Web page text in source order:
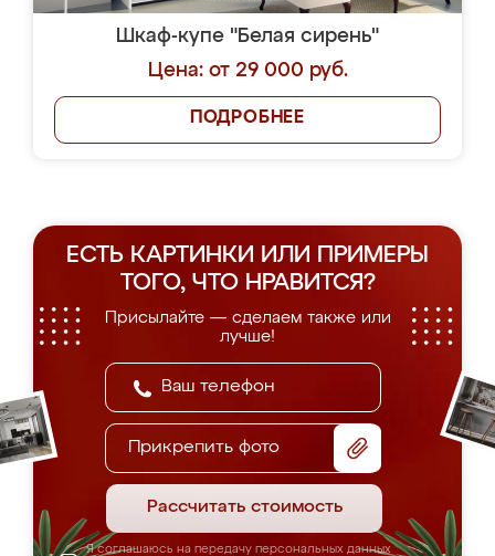
Шкаф-купе "Белая сирень"
Цена: от 29 000 руб.
ПОДРОБНЕЕ
ЕСТЬ КАРТИНКИ ИЛИ ПРИМЕРЫ
ТОГО, ЧТО НРАВИТСЯ?
Присылайте — сделаем также или
лучше!
Прикрепить фото
Рассчитать стоимость
Я соглашаюсь на передачу персональных данных